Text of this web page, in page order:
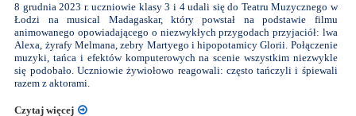
8 grudnia 2023 r. uczniowie klasy 3 i 4 udali się do Teatru Muzycznego w
Łodzi na musical Madagaskar, który powstał na podstawie filmu
animowanego opowiadającego o niezwykłych przygodach przyjaciół: lwa
Alexa, żyrafy Melmana, zebry Martyego i hipopotamicy Glorii. Połączenie
muzyki, tańca i efektów komputerowych na scenie wszystkim niezwykle
się podobało. Uczniowie żywiołowo reagowali: często tańczyli i śpiewali
razem z aktorami.
Czytaj więcej